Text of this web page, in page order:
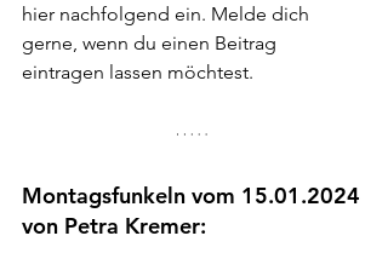
hier nachfolgend ein. Melde dich
gerne, wenn du einen Beitrag
eintragen lassen möchtest.
Montagsfunkeln vom 15.01.2024
von Petra Kremer: